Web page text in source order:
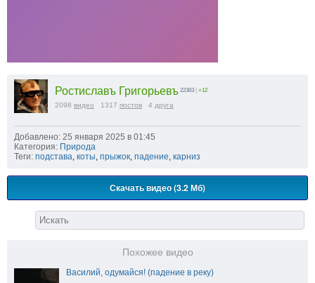
Ростиславъ Григорьевъ 22363 +12
2098 видео 1317 постов 4 друга
Добавлено: 25 января 2025 в 01:45
Категория: Природа
Теги: подстава, коты, прыжок, падение, карниз
Скачать видео (3.2 Мб)
Похожее видео
Василий, одумайся! (падение в реку)